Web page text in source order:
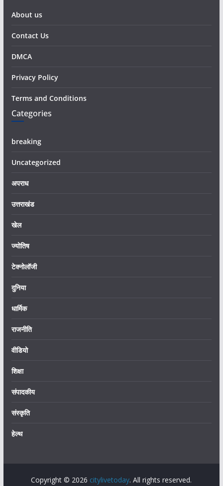
About us
Contact Us
DMCA
Privacy Policy
Terms and Conditions
Categories
breaking
Uncategorized
अपराध
उत्तराखंड
खेल
ज्योतिष
टेक्नोलॉजी
दुनिया
धार्मिक
राजनीति
वीडियो
शिक्षा
संपादकीय
संस्कृति
हेल्थ
Copyright © 2026 citylivetoday. All rights reserved.